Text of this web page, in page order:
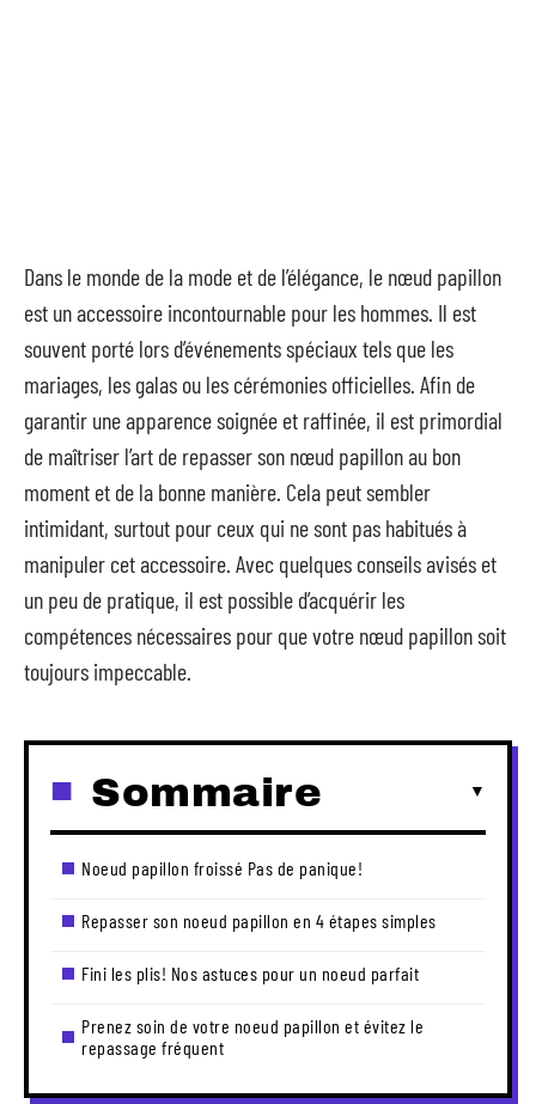
Dans le monde de la mode et de l’élégance, le nœud papillon
est un accessoire incontournable pour les hommes. Il est
souvent porté lors d’événements spéciaux tels que les
mariages, les galas ou les cérémonies officielles. Afin de
garantir une apparence soignée et raffinée, il est primordial
de maîtriser l’art de repasser son nœud papillon au bon
moment et de la bonne manière. Cela peut sembler
intimidant, surtout pour ceux qui ne sont pas habitués à
manipuler cet accessoire. Avec quelques conseils avisés et
un peu de pratique, il est possible d’acquérir les
compétences nécessaires pour que votre nœud papillon soit
toujours impeccable.
Sommaire
Noeud papillon froissé Pas de panique!
Repasser son noeud papillon en 4 étapes simples
Fini les plis! Nos astuces pour un noeud parfait
Prenez soin de votre noeud papillon et évitez le
repassage fréquent